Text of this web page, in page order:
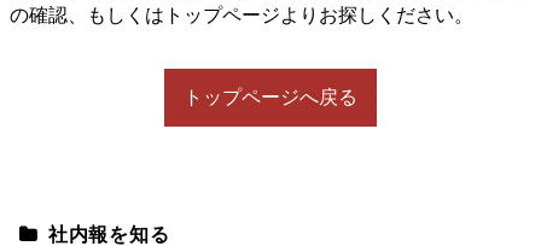
の確認、もしくはトップページよりお探しください。
トップページへ戻る
社内報を知る